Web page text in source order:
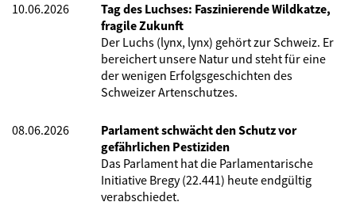
10.06.2026
Tag des Luchses: Faszinierende Wildkatze,
fragile Zukunft
Der Luchs (lynx, lynx) gehört zur Schweiz. Er
bereichert unsere Natur und steht für eine
der wenigen Erfolgsgeschichten des
Schweizer Artenschutzes.
08.06.2026
Parlament schwächt den Schutz vor
gefährlichen Pestiziden
Das Parlament hat die Parlamentarische
Initiative Bregy (22.441) heute endgültig
verabschiedet.